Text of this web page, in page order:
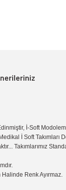
İ-Soft
İ Soft
Takımlarımız
Renk Ayırmaz.